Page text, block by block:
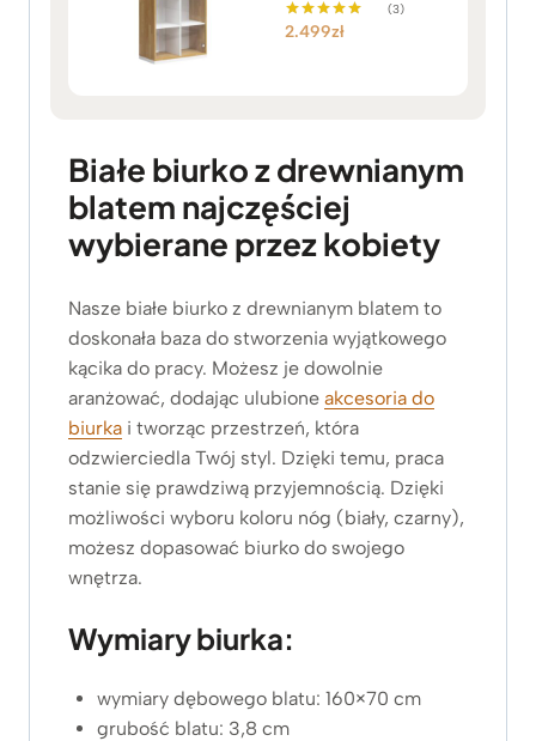
Oceniono
(3)
2.499zł
Białe biurko z drewnianym
blatem najczęściej
wybierane przez kobiety
Nasze białe biurko z drewnianym blatem to
doskonała baza do stworzenia wyjątkowego
kącika do pracy. Możesz je dowolnie
aranżować, dodając ulubione akcesoria do
biurka i tworząc przestrzeń, która
odzwierciedla Twój styl. Dzięki temu, praca
stanie się prawdziwą przyjemnością. Dzięki
możliwości wyboru koloru nóg (biały, czarny),
możesz dopasować biurko do swojego
wnętrza.
Wymiary biurka:
wymiary dębowego blatu: 160×70 cm
grubość blatu: 3,8 cm